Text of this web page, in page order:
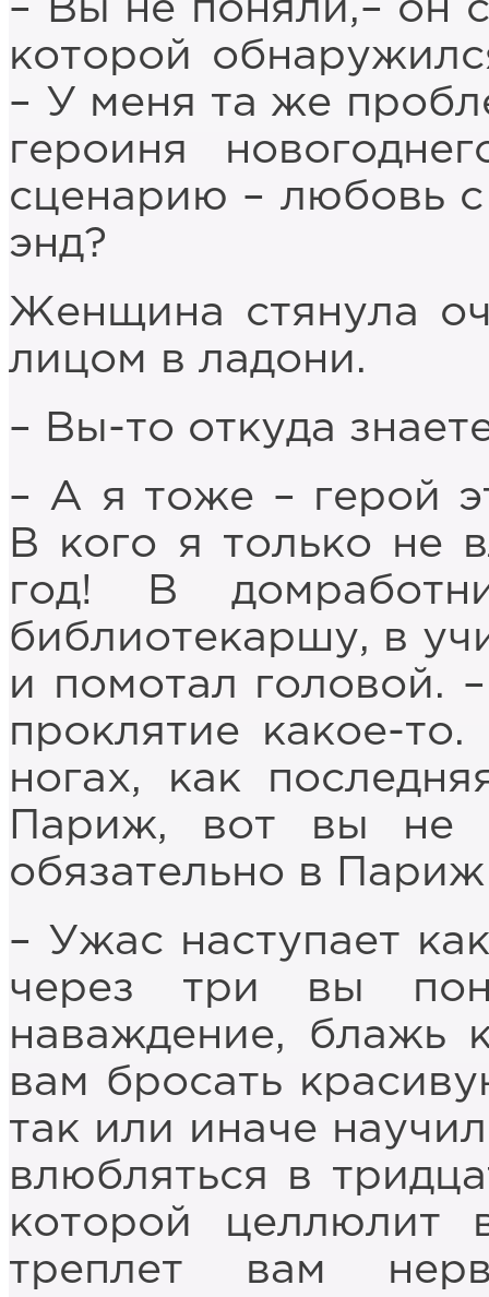
– Вы не поняли,– он
которой
– У меня та же
героиня
сценарию – любовь с
энд?
Женщина стянула
лицом в ладони.
– Вы-то откуда
– А я тоже – герой
В кого я только не
год! В
библиотекаршу, в
и помотал головой.
проклятие какое-
ногах, как
Париж, вот вы не
обязательно в Париж
– Ужас наступает
через три вы
наваждение, блажь
вам бросать
так или иначе
влюбляться в
которой целлюлит
треплет вам